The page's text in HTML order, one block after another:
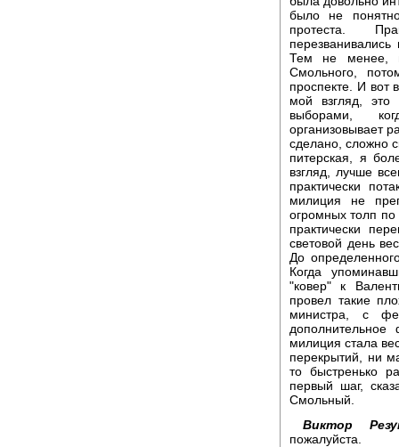
было не
протеста.
Тем не менее,
Смольного,
проспекте. И вот
мой взгляд, это
выборами,
организовывает
сделано, сложно
питерская, я
взгляд, лучше
практически
милиция не
огромных толп
практически
световой день
До
Когда
"ковер" к
провел такие
министра, с
милиция стала
перекрытий, ни
то быстренько
первый шаг,
Смольный.
Виктор
пожалуйста.